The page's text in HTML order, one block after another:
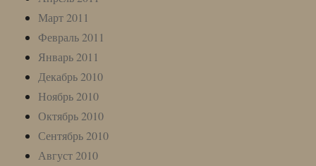
Март 2011
Февраль 2011
Январь 2011
Декабрь 2010
Ноябрь 2010
Октябрь 2010
Сентябрь 2010
Август 2010